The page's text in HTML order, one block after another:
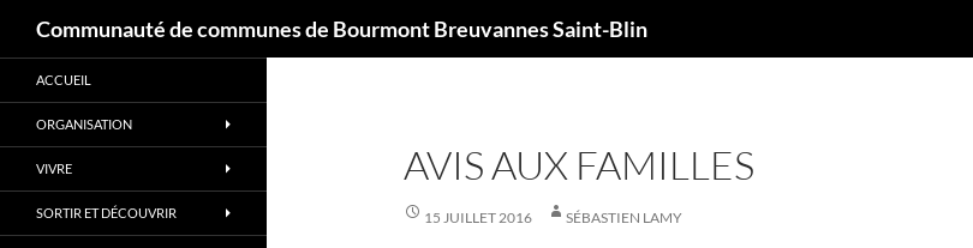
au
contenu
Communauté de communes de Bourmont Breuvannes Saint-Blin
AVIS AUX FAMILLES
15 JUILLET 2016 SÉBASTIEN LAMY
ACCUEIL
ORGANISATION
VIVRE
SORTIR ET DÉCOUVRIR